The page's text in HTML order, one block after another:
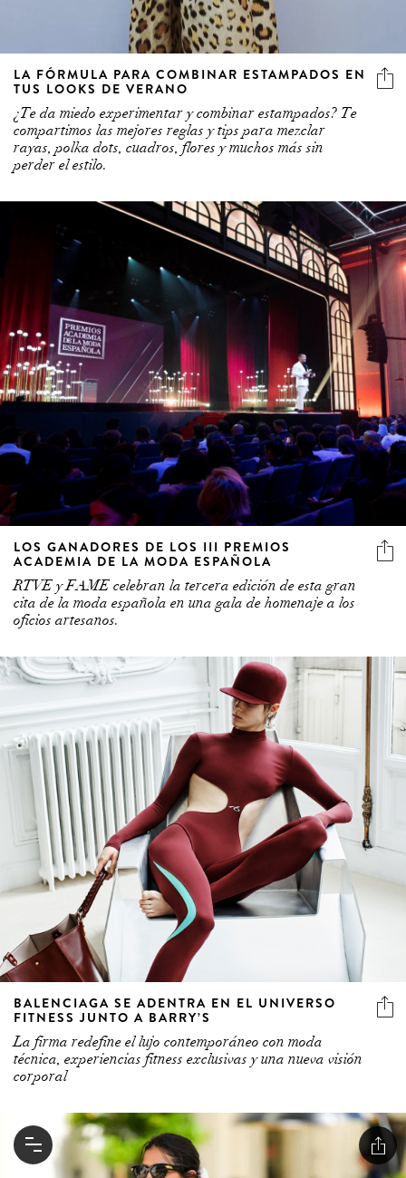
2 more
LA FÓRMULA PARA COMBINAR ESTAMPADOS EN
TUS LOOKS DE VERANO
¿Te da miedo experimentar y combinar estampados? Te
compartimos las mejores reglas y tips para mezclar
rayas, polka dots, cuadros, flores y muchos más sin
perder el estilo.
LOS GANADORES DE LOS III PREMIOS
ACADEMIA DE LA MODA ESPAÑOLA
RTVE y FAME celebran la tercera edición de esta gran
cita de la moda española en una gala de homenaje a los
oficios artesanos.
BALENCIAGA SE ADENTRA EN EL UNIVERSO
FITNESS JUNTO A BARRY’S
La firma redefine el lujo contemporáneo con moda
técnica, experiencias fitness exclusivas y una nueva visión
corporal